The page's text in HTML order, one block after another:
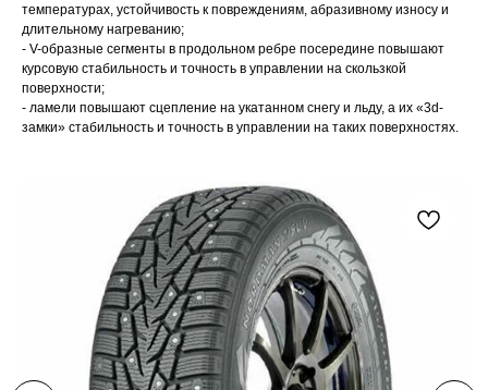
температурах, устойчивость к повреждениям, абразивному износу и
длительному нагреванию;
- V-образные сегменты в продольном ребре посередине повышают
курсовую стабильность и точность в управлении на скользкой
поверхности;
- ламели повышают сцепление на укатанном снегу и льду, а их «3d-
замки» стабильность и точность в управлении на таких поверхностях.